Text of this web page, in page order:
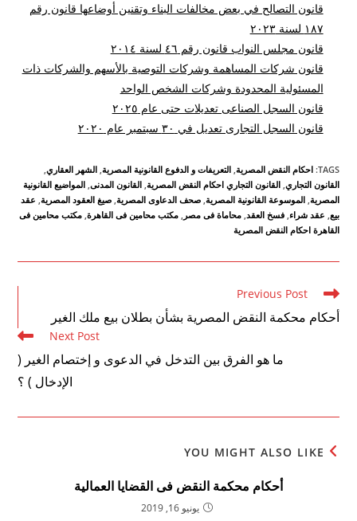
قانون التصالح في بعض مخالفات البناء وتقنين أوضاعها قانون رقم
۱۸۷ لسنة ۲۰۲۳
قانون مجلس النواب قانون رقم ٤٦ لسنة ٢٠١٤
قانون شركات المساهمة وشركات التوصية بالأسهم والشركات ذات
المسئولية المحدودة وشركات الشخص الواحد
قانون السجل الصناعى تعديلات حتى عام ٢٠٢٥
قانون السجل التجارى تعديل في ٣٠ سبتمبر عام ٢٠٢٠
TAGS
:احكام النقض المصرية, التعريفات و الدفوع القانونية المصرية, الشهر العقاري,
القانون التجاري, القانون التجاري احكام النقض المصرية, القانون المدنى, المواضيع القانونية
المصرية, الموسوعة القانونية المصرية, صحف الدعاوى المصرية, صيغ العقود المصرية, عقد
بيع, عقد شراء, فسخ العقد, محاماة فى مصر , مكتب محامين فى القاهرة, مكتب محامين فى
القاهرة احكام النقض المصرية
Read
more
articles
Previous Post
أحكام محكمة النقض المصرية بشأن بطلان بيع ملك الغير
Next Post
ما هو الفرق بين التدخل في الدعوى و إختصام الغير (
الإدخال ) ؟
YOU MIGHT ALSO LIKE
أحكام محكمة النقض فى القضايا العمالية
يونيو 16, 2019